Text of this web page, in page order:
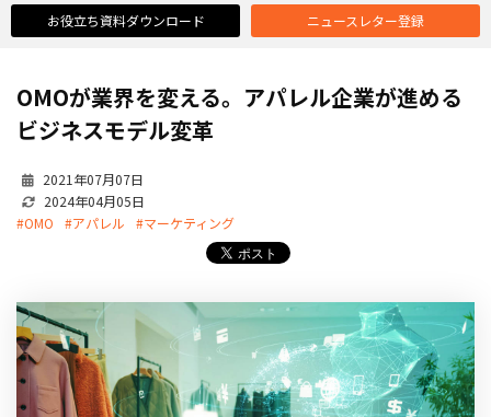
業界別ソリューション
導入・補助金
お役立ち資料ダウンロード ニュースレター登録
OMOが業界を変える。アパレル企業が進める
ビジネスモデル変革
2021年07月07日
2024年04月05日
#OMO
#アパレル #マーケティング